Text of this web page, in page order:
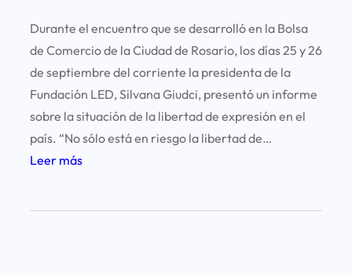
Durante el encuentro que se desarrolló en la Bolsa
de Comercio de la Ciudad de Rosario, los días 25 y 26
de septiembre del corriente la presidenta de la
Fundación LED, Silvana Giudci, presentó un informe
sobre la situación de la libertad de expresión en el
país. “No sólo está en riesgo la libertad de…
Leer más: